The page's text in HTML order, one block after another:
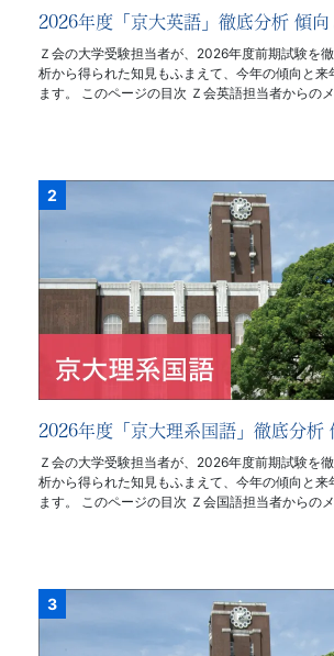
2026年度「京大英語」徹底分析 傾向
Ｚ会の大学受験担当者が、2026年度前期試験を
析から得られた知見もふまえて、今年の傾向と来
ます。 このページの目次 Ｚ会英語担当者からの
2026年度「京大理系国語」徹底分析
Ｚ会の大学受験担当者が、2026年度前期試験を
析から得られた知見もふまえて、今年の傾向と来
ます。 このページの目次 Ｚ会国語担当者からの